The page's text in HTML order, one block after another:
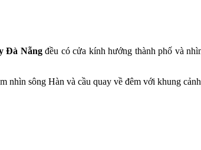
Đà Nẵngđều có cửa kính hướng thành phố và
sông Hàn và cầu quay về đêm với khung